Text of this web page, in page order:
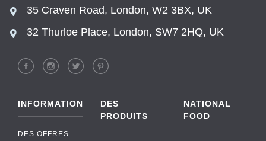
35 Craven Road, London, W2 3BX, UK
32 Thurloe Place, London, SW7 2HQ, UK
INFORMATION
DES OFFRES
DES
PRODUITS
NATIONAL
FOOD